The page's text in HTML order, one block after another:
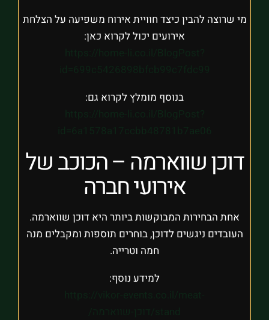
מי שרוצה להבין כיצד חוויית אירוח משפיעה על הצלחת
אירועים יכול לקרוא כאן:
בנוסף מומלץ לקרוא גם:
דוכן שווארמה – הכוכב של
אירועי חברה
אחת הבחירות המבוקשות ביותר היא דוכן שווארמה.
העובדים ניגשים לדוכן, בוחרים תוספות ומקבלים מנה
חמה וטרייה.
למידע נוסף: